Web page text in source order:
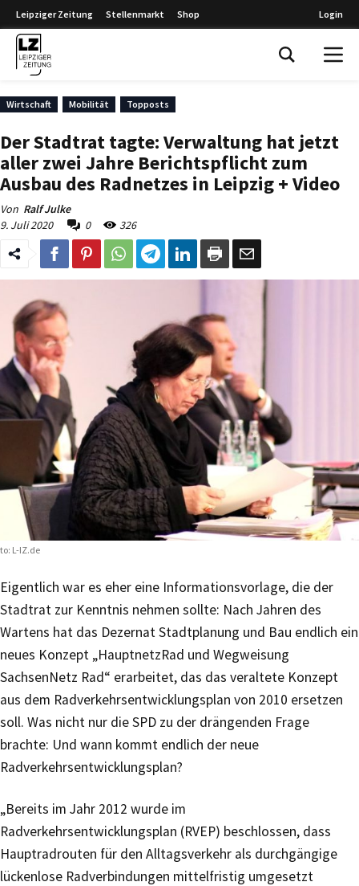
Leipziger Zeitung Stellenmarkt Shop Login
Wirtschaft Mobilität Topposts
Der Stadtrat tagte: Verwaltung hat jetzt
aller zwei Jahre Berichtspflicht zum
Ausbau des Radnetzes in Leipzig + Video
Von Ralf Julke
9. Juli 2020
0 326
L-IZ.de
Eigentlich war es eher eine Informationsvorlage, die der
Stadtrat zur Kenntnis nehmen sollte: Nach Jahren des
Wartens hat das Dezernat Stadtplanung und Bau endlich ein
neues Konzept „HauptnetzRad und Wegweisung
SachsenNetz Rad“ erarbeitet, das das veraltete Konzept
aus dem Radverkehrsentwicklungsplan von 2010 ersetzen
soll. Was nicht nur die SPD zu der drängenden Frage
brachte: Und wann kommt endlich der neue
Radverkehrsentwicklungsplan?
„Bereits im Jahr 2012 wurde im
Radverkehrsentwicklungsplan (RVEP) beschlossen, dass
Hauptradrouten für den Alltagsverkehr als durchgängige
lückenlose Radverbindungen mittelfristig umgesetzt